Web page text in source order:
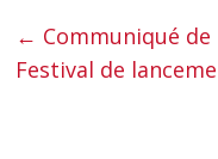
← Communiqué
Festival de